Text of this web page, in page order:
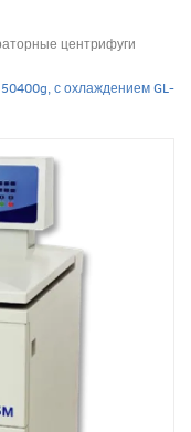
центрифуги
с охлаждением GL-